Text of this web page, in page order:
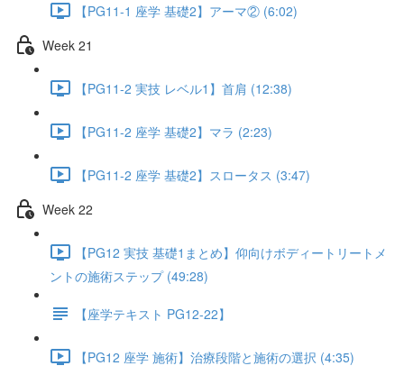
【PG11-1 座学 基礎2】アーマ② (6:02)
Week 21
【PG11-2 実技 レベル1】首肩 (12:38)
【PG11-2 座学 基礎2】マラ (2:23)
【PG11-2 座学 基礎2】スロータス (3:47)
Week 22
【PG12 実技 基礎1まとめ】仰向けボディートリートメ
ントの施術ステップ (49:28)
【座学テキスト PG12-22】
【PG12 座学 施術】治療段階と施術の選択 (4:35)